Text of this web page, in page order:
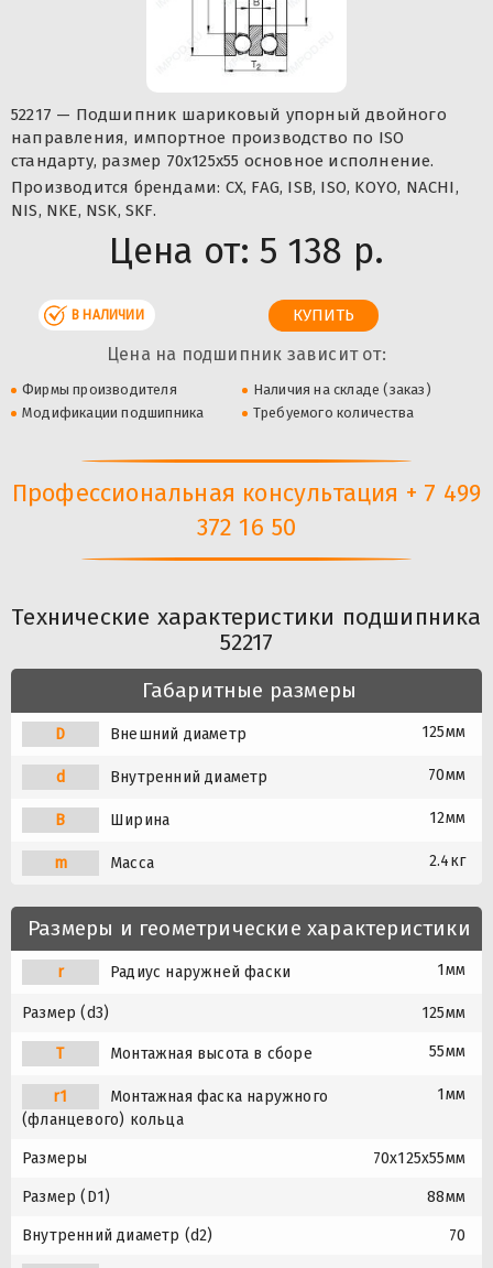
52217 — Подшипник шариковый упорный двойного
направления, импортное производство по ISO
стандарту, размер 70x125x55 основное исполнение.
Производится брендами: CX, FAG, ISB, ISO, KOYO, NACHI,
NIS, NKE, NSK, SKF.
Цена от: 5 138 р.
В НАЛИЧИИ
Цена на подшипник зависит от:
Фирмы производителя
Наличия на складе (заказ)
Модификации подшипника
Требуемого количества
Профессиональная консультация + 7 499
372 16 50
Технические характеристики подшипника
52217
Габаритные размеры
D Внешний диаметр 125мм
d Внутренний диаметр 70мм
B Ширина 12мм
m Масса 2.4кг
Размеры и геометрические характеристики
r Радиус наружней фаски 1мм
Размер (d3) 125мм
T Монтажная высота в сборе 55мм
r1
Монтажная фаска наружного
(фланцевого) кольца
1мм
Размеры 70x125x55мм
Размер (D1) 88мм
Внутренний диаметр (d2) 70